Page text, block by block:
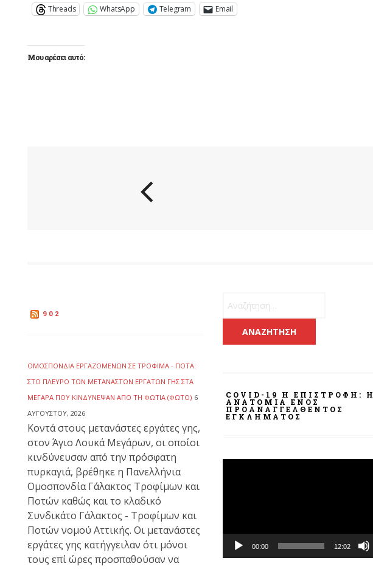
Threads WhatsApp Telegram Email
Μου αρέσει αυτό:
902
ΟΜΟΣΠΟΝΔΊΑ ΕΡΓΑΖΟΜΈΝΩΝ ΣΕ ΤΡΌΦΙΜΑ - ΠΟΤΆ:
ΣΤΟ ΠΛΕΥΡΌ ΤΩΝ ΜΕΤΑΝΑΣΤΏΝ ΕΡΓΑΤΏΝ ΓΗΣ ΣΤΑ
ΜΈΓΑΡΑ ΠΟΥ ΚΙΝΔΎΝΕΨΑΝ ΑΠΌ ΤΗ ΦΩΤΙΆ (ΦΩΤΟ) 6
ΑΥΓΟΎΣΤΟΥ, 2026
Κοντά στους μετανάστες εργάτες γης,
στον Άγιο Λουκά Μεγάρων, οι οποίοι
κινδύνευσαν από την πρόσφατη
πυρκαγιά, βρέθηκε η Πανελλήνια
Ομοσπονδία Γάλακτος Τροφίμων και
Ποτών καθώς και το κλαδικό
Συνδικάτο Γάλακτος - Τροφίμων και
Ποτών νομού Αττικής. Οι μετανάστες
εργάτες γης κατήγγειλαν ότι μόνοι
τους επί ώρες προσπαθούσαν να
Αναζήτηση για:
COVID-19 Η ΕΠΙΣΤΡΟΦΗ: Η
ΑΝΑΤΟΜΊΑ ΕΝΌΣ
ΠΡΟΑΝΑΓΓΕΛΘΈΝΤΟΣ
ΕΓΚΛΉΜΑΤΟΣ
00:00 12:02